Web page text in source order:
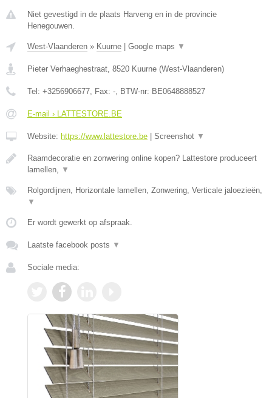
Niet gevestigd in de plaats Harveng en in de provincie
Henegouwen.
West-Vlaanderen » Kuurne Google maps ▼
Pieter Verhaeghestraat 8520 Kuurne (West-Vlaanderen)
Tel: +3256906677 , Fax: - , BTW-nr: BE0648888527
E-mail › LATTESTORE.BE
Website: https://www.lattestore.be Screenshot ▼
Raamdecoratie en zonwering online kopen? Lattestore produceert
lamellen,
▼
Rolgordijnen, Horizontale lamellen, Zonwering, Verticale jaloezieën,
▼
Er wordt gewerkt op afspraak.
Laatste facebook posts ▼
Sociale media: